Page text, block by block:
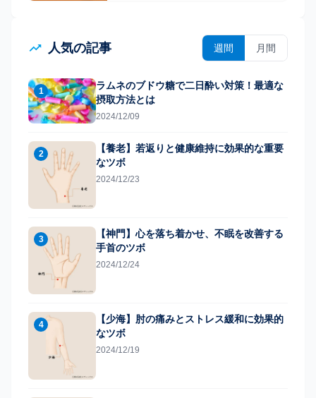
人気の記事 週間 月間
1
ラムネのブドウ糖で二日酔い対策！最適な
摂取方法とは
2024/12/09
2
【養老】若返りと健康維持に効果的な重要
なツボ
2024/12/23
3
【神門】心を落ち着かせ、不眠を改善する
手首のツボ
2024/12/24
4
【少海】肘の痛みとストレス緩和に効果的
なツボ
2024/12/19